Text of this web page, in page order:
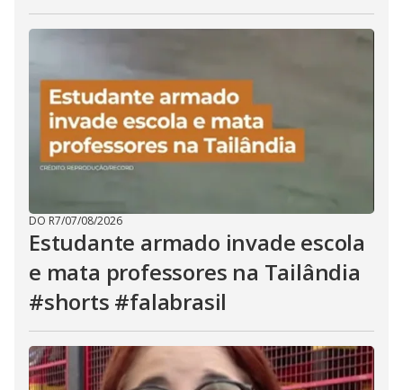
DO R7/07/08/2026
Estudante armado invade escola
e mata professores na Tailândia
#shorts #falabrasil